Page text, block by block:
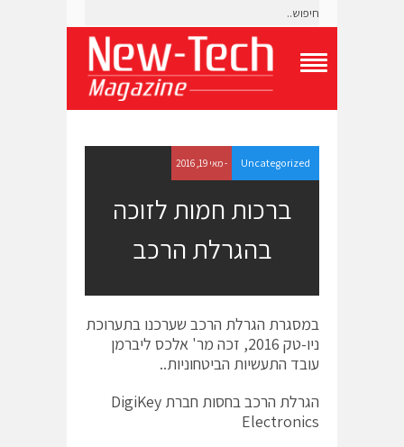
g
l
e
N
n
M
e
n
Uncategorized - מאי 19, 2016
ברכות חמות לזוכה
בהגרלת הרכב
במסגרת הגרלת הרכב שערכנו בתערוכת
ניו-טק 2016, זכה מר' אלכס ליברמן
עובד התעשיות הביטחוניות..
הגרלת הרכב בחסות חברת DigiKey
Electronics